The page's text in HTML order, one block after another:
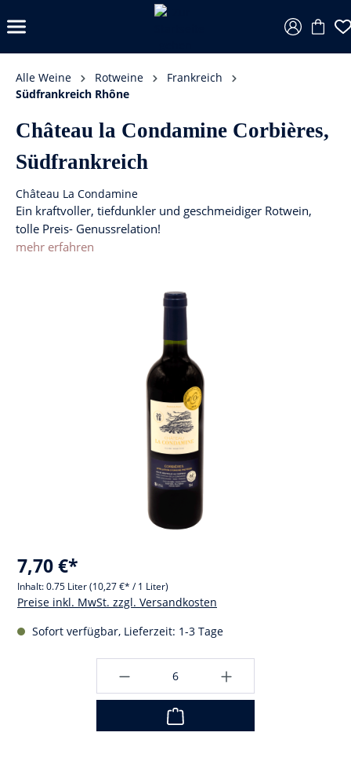
Alle Weine Rotweine
Frankreich
Südfrankreich Rhône
Château la Condamine Corbières,
Südfrankreich
Château La Condamine
Ein kraftvoller, tiefdunkler und geschmeidiger Rotwein,
tolle Preis- Genussrelation!
mehr erfahren
7,70 €*
Inhalt:0.75 Liter(10,27 €* / 1 Liter)
Preise inkl. MwSt. zzgl. Versandkosten
Sofort verfügbar, Lieferzeit: 1-3 Tage